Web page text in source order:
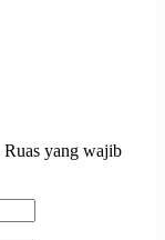
Ruas yang wajib